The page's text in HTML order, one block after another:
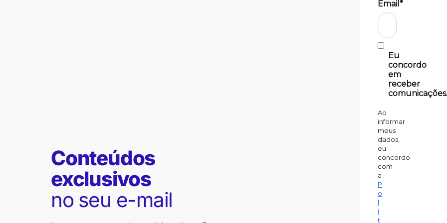
Conteúdos
exclusivos
no seu e-mail
Email*
Eu
concordo
em
receber
Ao
informar
meus
dados,
eu
concordo
com
a
P
o
l
í
t